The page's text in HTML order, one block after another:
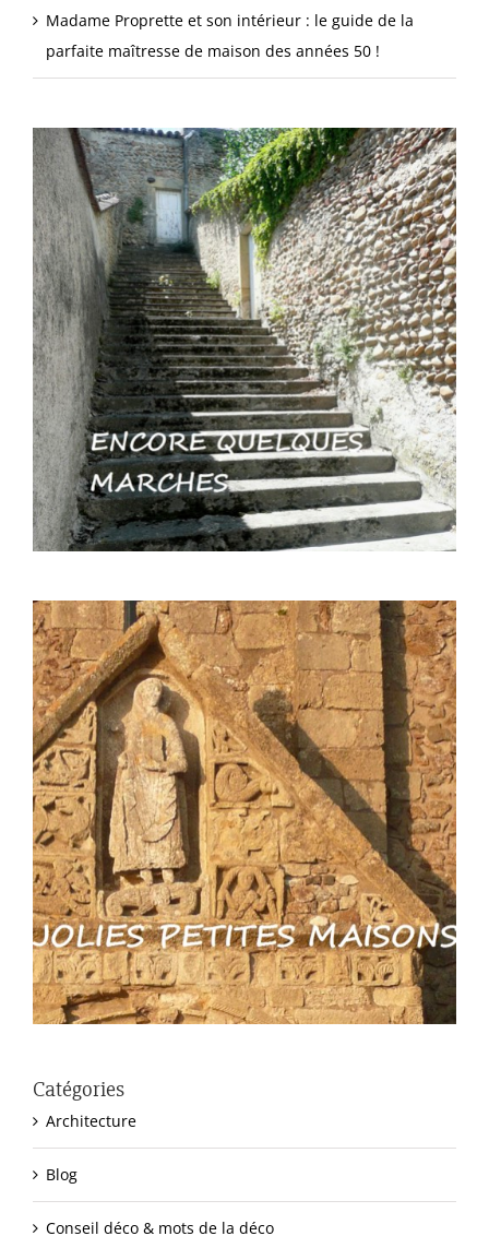
Madame Proprette et son intérieur : le guide de la
parfaite maîtresse de maison des années 50 !
Catégories
Architecture
Blog
Conseil déco & mots de la déco